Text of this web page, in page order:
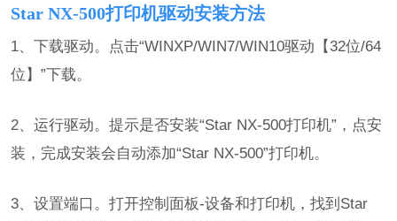
Star NX-500打印机驱动安装方法
1、下载驱动。点击“WINXP/WIN7/WIN10驱动【32位/64
位】”下载。
2、运行驱动。提示是否安装“Star NX-500打印机”，点安
装，完成安装会自动添加“Star NX-500”打印机。
3、设置端口。打开控制面板-设备和打印机，找到Star